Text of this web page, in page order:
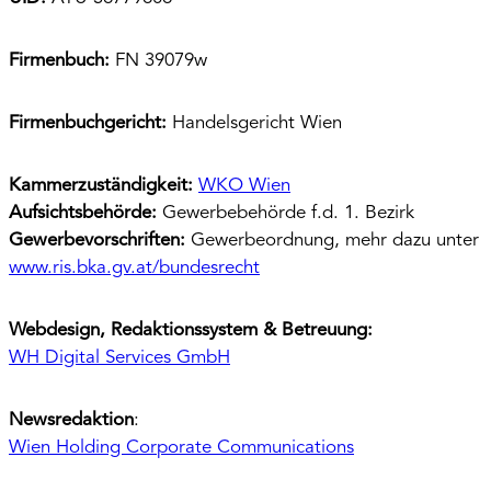
Firmenbuch: FN 39079w
Firmenbuchgericht: Handelsgericht Wien
Kammerzuständigkeit: WKO Wien
Aufsichtsbehörde: Gewerbebehörde f.d. 1. Bezirk
Gewerbevorschriften: Gewerbeordnung, mehr dazu unter
www.ris.bka.gv.at/bundesrecht
Webdesign, Redaktionssystem & Betreuung:
WH Digital Services GmbH
Newsredaktion:
Wien Holding Corporate Communications